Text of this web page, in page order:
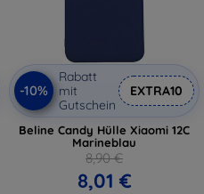
-10%
Rabatt
mit
Gutschein
EXTRA10
Beline Candy Hülle Xiaomi 12C
Marineblau
8,90 €
8,01 €